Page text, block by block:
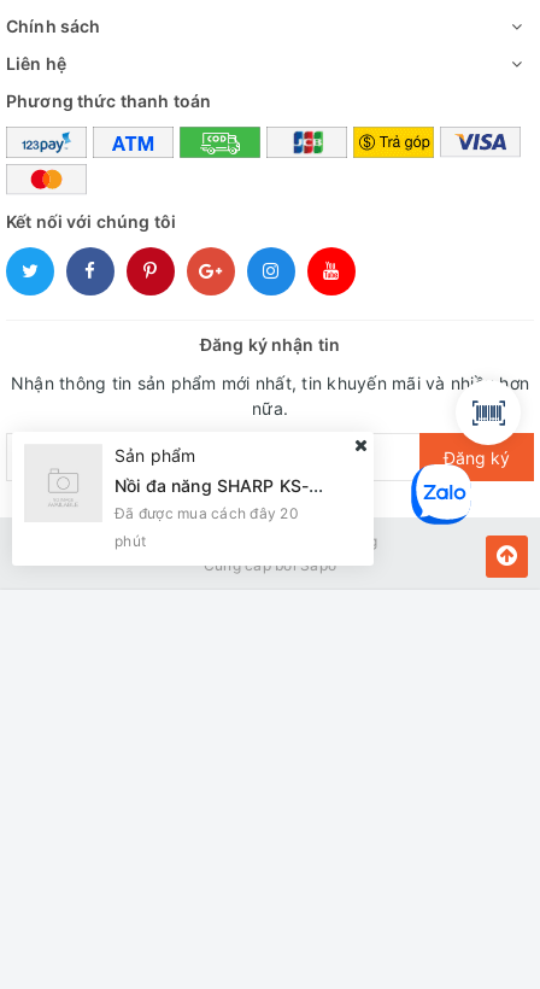
Chính sách
Liên hệ
Phương thức thanh toán
Kết nối với chúng tôi
Đăng ký nhận tin
Nhận thông tin sản phẩm mới nhất, tin khuyến mãi và nhiều hơn
nữa.
Đăng ký
Bản quyền thuộc về Kiến Vàng
Cung cấp bởiSapo
Sản phẩm
Nồi đa năng SHARP KS-216S Nắp Dời lòng INOX 6L
Đã được mua cách đây 20
phút